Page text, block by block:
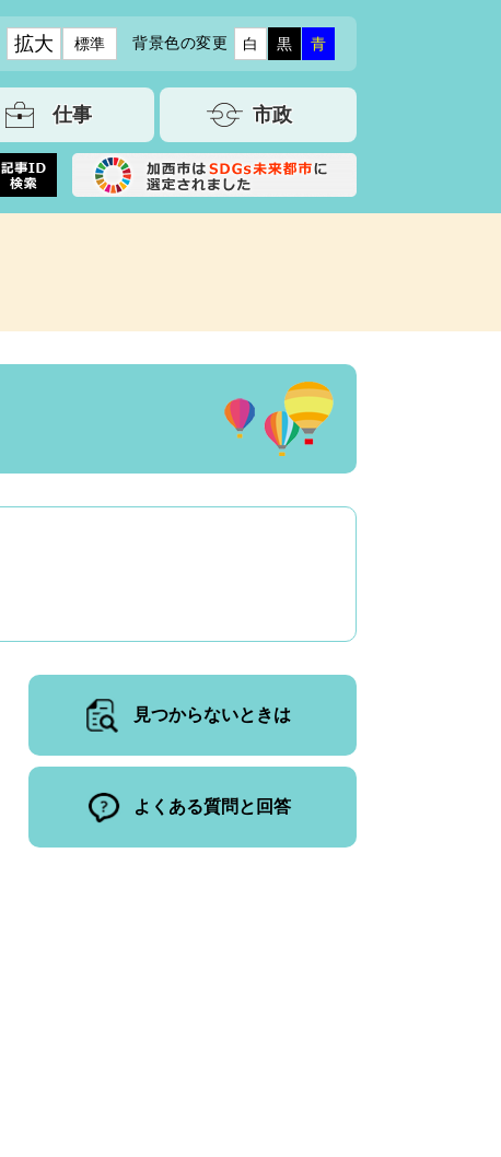
拡大 標準 背景色の変更 白 黒 青
仕事 市政
見つからないときは
よくある質問と回答